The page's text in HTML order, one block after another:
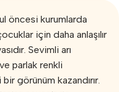
öncesi kurumlarda
için daha anlaşılır
Sevimli arı
parlak renkli
görünüm kazandırır.